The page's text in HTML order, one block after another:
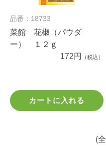
品番：18733
菜館 花椒（パウダ
ー） １２ｇ
172円
（税込）
カートに入れる
(全